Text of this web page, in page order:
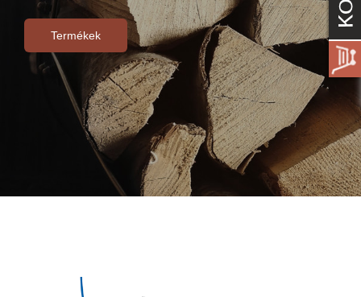
Termékek